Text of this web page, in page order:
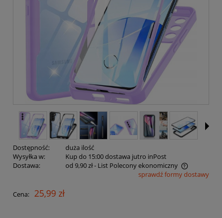
Dostępność:
duża ilość
Wysyłka w:
Kup do 15:00 dostawa jutro inPost
Dostawa:
od 9,90 zł- List Polecony ekonomiczny
Cena nie zawiera ewentualnych kosztów płatnościsprawdź formy dostawy
Cena: 25,99 zł